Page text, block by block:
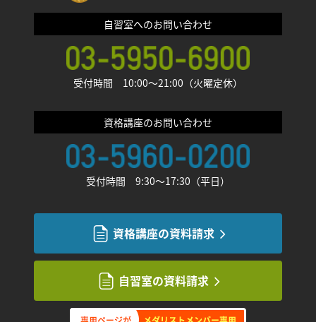
自習室へのお問い合わせ
受付時間 10:00〜21:00（火曜定休）
資格講座のお問い合わせ
受付時間 9:30〜17:30（平日）
資格講座の資料請求
自習室の資料請求